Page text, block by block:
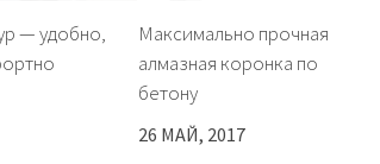
— удобно,
Максимально прочная
алмазная коронка по
бетону
26 МАЙ, 2017